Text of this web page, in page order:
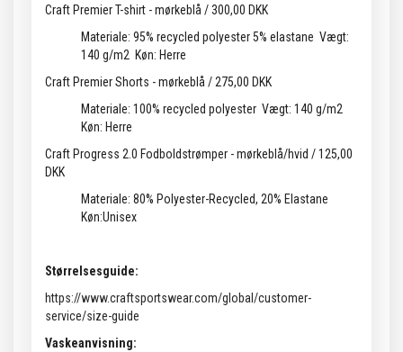
Craft Premier T-shirt - mørkeblå / 300,00 DKK
Materiale: 95% recycled polyester 5% elastane Vægt:
140 g/m2 Køn: Herre
Craft Premier Shorts - mørkeblå / 275,00 DKK
Materiale: 100% recycled polyester Vægt: 140 g/m2
Køn: Herre
Craft Progress 2.0 Fodboldstrømper - mørkeblå/hvid / 125,00
DKK
Materiale: 80% Polyester-Recycled, 20% Elastane
Køn:Unisex
Størrelsesguide:
https://www.craftsportswear.com/global/customer-
service/size-guide
Vaskeanvisning: